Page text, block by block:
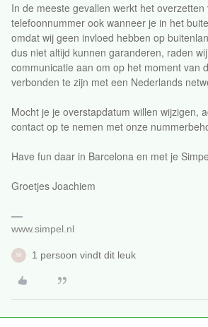
In de meeste gevallen werkt het overzetten
telefoonnummer ook wanneer je in het
omdat wij geen invloed hebben op
dus niet altijd kunnen garanderen, raden
communicatie aan om op het moment van
verbonden te zijn met een Nederlands
Mocht je je overstapdatum willen wijzigen,
contact op te nemen met onze
Have fun daar in Barcelona en met je
Groetjes Joachiem
www.simpel.nl
W 1 persoon vindt dit leuk